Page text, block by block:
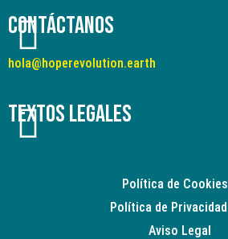
Contáctanos
hola@hoperevolution.earth
Textos legales
Política de Cookies
Política de Privacidad
Aviso Legal